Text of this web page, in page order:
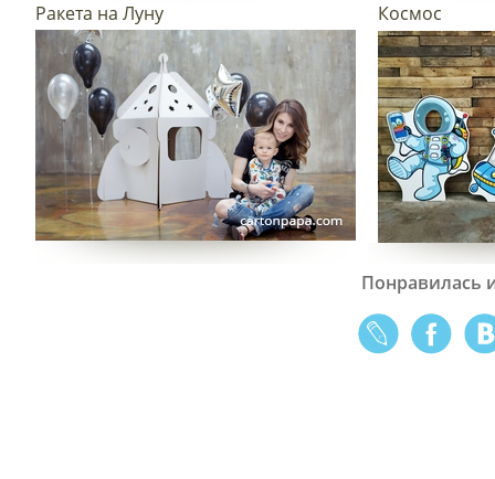
Ракета на Луну Космос
Понравилась